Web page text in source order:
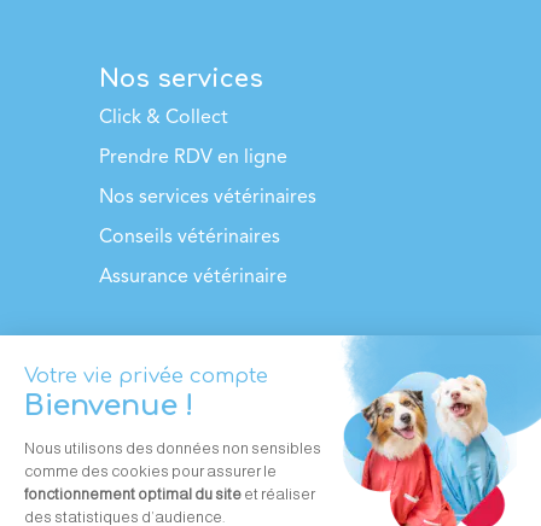
Nos services
Click & Collect
Prendre RDV en ligne
Nos services vétérinaires
Conseils vétérinaires
Assurance vétérinaire
110 cliniques en France
Contacter une clinique